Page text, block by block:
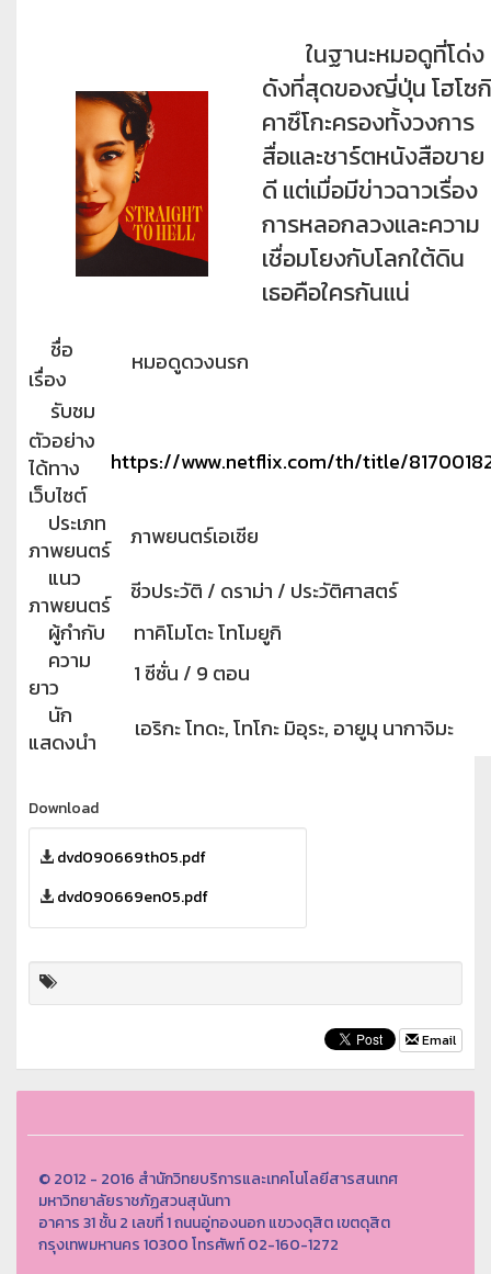
ในฐานะหมอดูที่โด่ง
ดังที่สุดของญี่ปุ่น โฮโซกิ
คาซึโกะครองทั้งวงการ
สื่อและชาร์ตหนังสือขาย
ดี แต่เมื่อมีข่าวฉาวเรื่อง
การหลอกลวงและความ
เชื่อมโยงกับโลกใต้ดิน
เธอคือใครกันแน่
ชื่อ
เรื่อง
หมอดูดวงนรก
รับชม
ตัวอย่าง
ได้ทาง
เว็บไซต์
https://www.netflix.com/th/title/
ประเภท
ภาพยนตร์
ภาพยนตร์เอเชีย
แนว
ภาพยนตร์
ชีวประวัติ / ดราม่า / ประวัติศาสตร์
ผู้กำกับ
ทาคิโมโตะ โทโมยูกิ
ความ
ยาว
1 ซีซั่น / 9 ตอน
นัก
แสดงนำ
เอริกะ โทดะ, โทโกะ มิอุระ, อายูมุ นากาจิมะ
Download
dvd090669th05.pdf
dvd090669en05.pdf
Email
© 2012 - 2016 สำนักวิทยบริการและเทคโนโลยีสารสนเทศ
มหาวิทยาลัยราชภัฏสวนสุนันทา
อาคาร 31 ชั้น 2 เลขที่ 1 ถนนอู่ทองนอก แขวงดุสิต เขตดุสิต
กรุงเทพมหานคร 10300 โทรศัพท์ 02-160-1272